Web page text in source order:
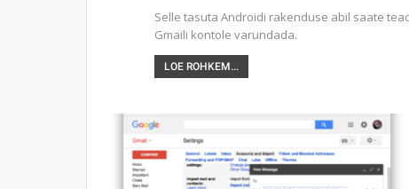
Selle tasuta Androidi rakenduse abil saate
Gmaili kontole varundada.
LOE ROHKEM...